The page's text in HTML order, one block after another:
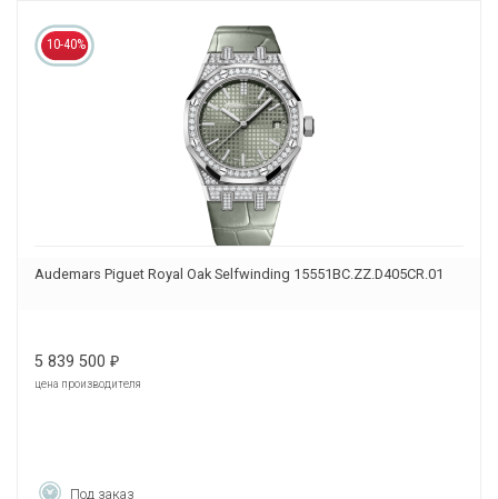
10-40%
Audemars Piguet Royal Oak Selfwinding 15551BC.ZZ.D405CR.01
5 839 500 ₽
цена производителя
Под заказ